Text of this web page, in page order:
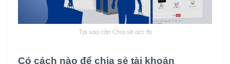
Tại sao cần Chia sẻ acc fb
Có cách nào để chia sẻ tài khoản